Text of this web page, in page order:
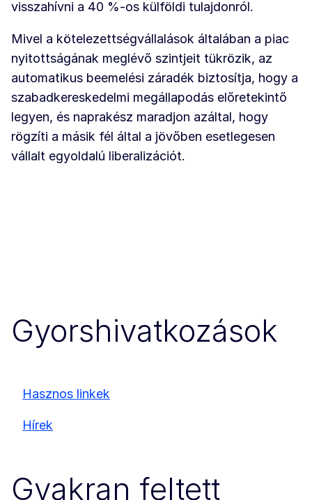
visszahívni a 40 %-os külföldi tulajdonról.
Mivel a kötelezettségvállalások általában a piac
nyitottságának meglévő szintjeit tükrözik, az
automatikus beemelési záradék biztosítja, hogy a
szabadkereskedelmi megállapodás előretekintő
legyen, és naprakész maradjon azáltal, hogy
rögzíti a másik fél által a jövőben esetlegesen
vállalt egyoldalú liberalizációt.
Gyorshivatkozások
Hasznos linkek
Hírek
Gyakran feltett